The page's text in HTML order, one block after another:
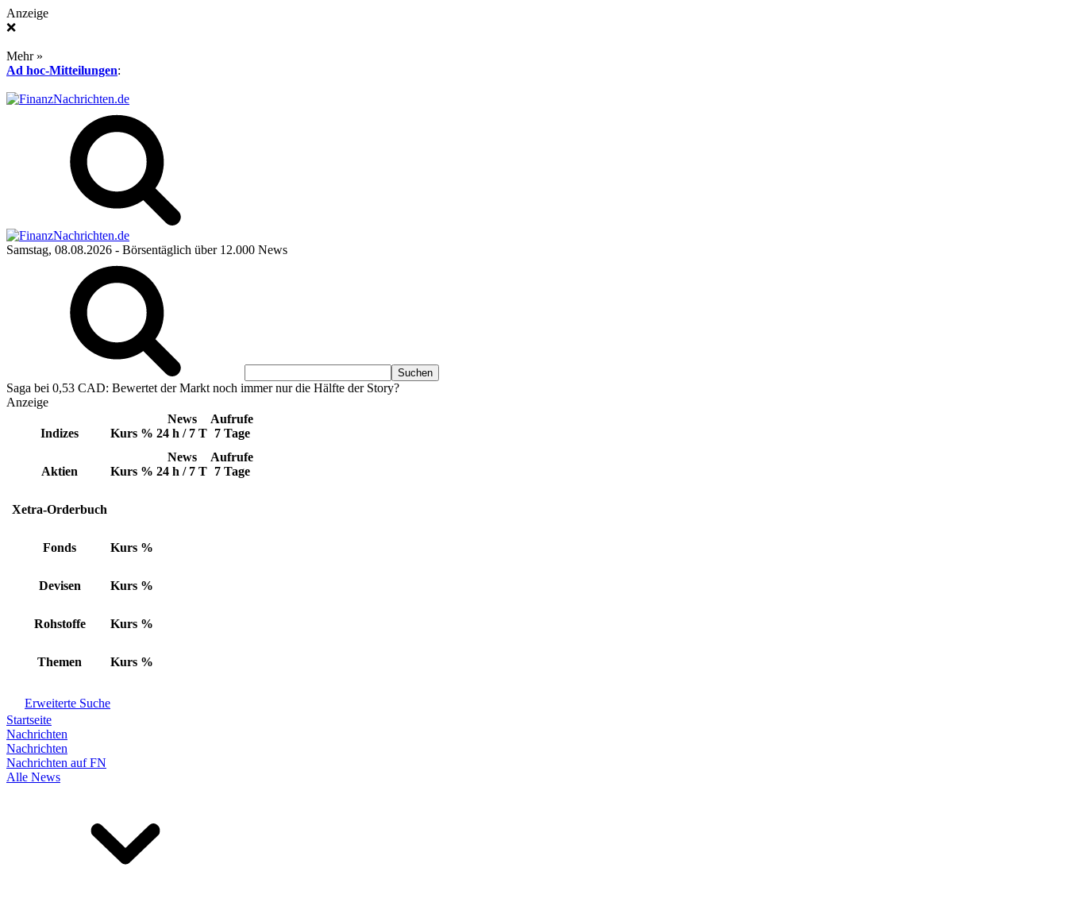
Anzeige
❌
Mehr »
Ad hoc-Mitteilungen:
Samstag, 08.08.2026 - Börsentäglich über 12.000 News
Saga bei 0,53 CAD: Bewertet der Markt noch immer nur die Hälfte der Story?
Anzeige
Indizes Kurs %
News
24 h / 7 T
Aufrufe
7 Tage
Aktien Kurs %
News
24 h / 7 T
Aufrufe
7 Tage
Xetra-Orderbuch
Fonds Kurs %
Devisen Kurs %
Rohstoffe Kurs %
Themen Kurs %
Erweiterte Suche
Startseite
Nachrichten
Nachrichten
Nachrichten auf FN
Alle News